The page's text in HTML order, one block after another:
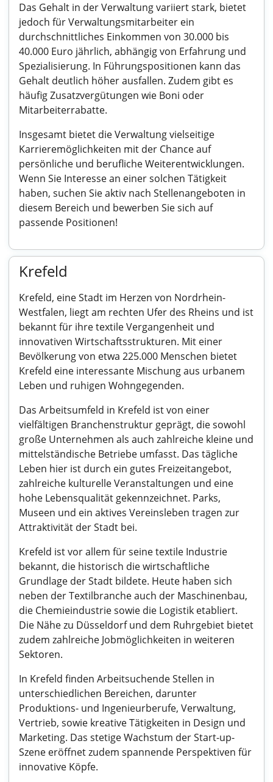
Das Gehalt in der Verwaltung variiert stark, bietet
jedoch für Verwaltungsmitarbeiter ein
durchschnittliches Einkommen von 30.000 bis
40.000 Euro jährlich, abhängig von Erfahrung und
Spezialisierung. In Führungspositionen kann das
Gehalt deutlich höher ausfallen. Zudem gibt es
häufig Zusatzvergütungen wie Boni oder
Mitarbeiterrabatte.
Insgesamt bietet die Verwaltung vielseitige
Karrieremöglichkeiten mit der Chance auf
persönliche und berufliche Weiterentwicklungen.
Wenn Sie Interesse an einer solchen Tätigkeit
haben, suchen Sie aktiv nach Stellenangeboten in
diesem Bereich und bewerben Sie sich auf
passende Positionen!
Krefeld
Krefeld, eine Stadt im Herzen von Nordrhein-
Westfalen, liegt am rechten Ufer des Rheins und ist
bekannt für ihre textile Vergangenheit und
innovativen Wirtschaftsstrukturen. Mit einer
Bevölkerung von etwa 225.000 Menschen bietet
Krefeld eine interessante Mischung aus urbanem
Leben und ruhigen Wohngegenden.
Das Arbeitsumfeld in Krefeld ist von einer
vielfältigen Branchenstruktur geprägt, die sowohl
große Unternehmen als auch zahlreiche kleine und
mittelständische Betriebe umfasst. Das tägliche
Leben hier ist durch ein gutes Freizeitangebot,
zahlreiche kulturelle Veranstaltungen und eine
hohe Lebensqualität gekennzeichnet. Parks,
Museen und ein aktives Vereinsleben tragen zur
Attraktivität der Stadt bei.
Krefeld ist vor allem für seine textile Industrie
bekannt, die historisch die wirtschaftliche
Grundlage der Stadt bildete. Heute haben sich
neben der Textilbranche auch der Maschinenbau,
die Chemieindustrie sowie die Logistik etabliert.
Die Nähe zu Düsseldorf und dem Ruhrgebiet bietet
zudem zahlreiche Jobmöglichkeiten in weiteren
Sektoren.
In Krefeld finden Arbeitsuchende Stellen in
unterschiedlichen Bereichen, darunter
Produktions- und Ingenieurberufe, Verwaltung,
Vertrieb, sowie kreative Tätigkeiten in Design und
Marketing. Das stetige Wachstum der Start-up-
Szene eröffnet zudem spannende Perspektiven für
innovative Köpfe.